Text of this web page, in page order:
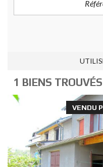
1 BIENS TROUVÉS
VENDU